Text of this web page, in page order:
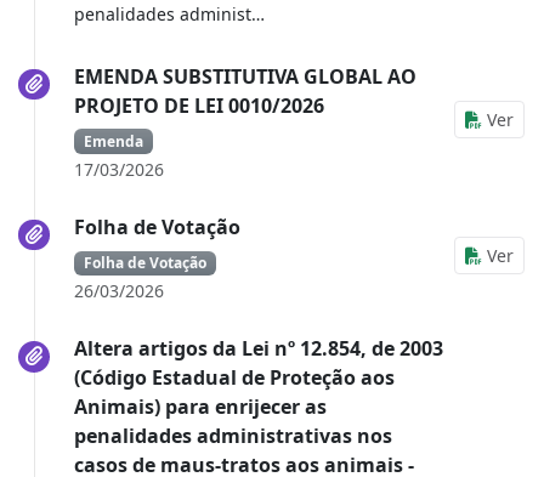
penalidades administ…
EMENDA SUBSTITUTIVA GLOBAL AO
PROJETO DE LEI 0010/2026
Emenda
17/03/2026
Ver
Folha de Votação
Folha de Votação
26/03/2026
Ver
Altera artigos da Lei nº 12.854, de 2003
(Código Estadual de Proteção aos
Animais) para enrijecer as
penalidades administrativas nos
casos de maus-tratos aos animais -